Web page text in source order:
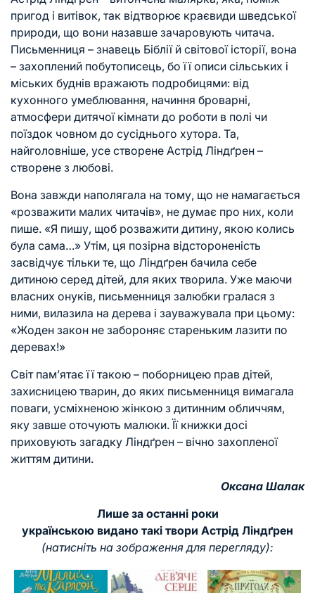
пригод і витівок, так відтворює краєвиди шведської
природи, що вони назавше зачаровують читача.
Письменниця – знавець Біблії й світової історії, вона
– захоплений побутописець, бо її описи сільських і
міських буднів вражають подробицями: від
кухонного умеблювання, начиння броварні,
атмосфери дитячої кімнати до роботи в полі чи
поїздок човном до сусіднього хутора. Та,
найголовніше, усе створене Астрід Ліндґрен –
створене з любові.
Вона завжди наполягала на тому, що не намагається
«розважити малих читачів», не думає про них, коли
пише. «Я пишу, щоб розважити дитину, якою колись
була сама…» Утім, ця позірна відстороненість
засвідчує тільки те, що Ліндґрен бачила себе
дитиною серед дітей, для яких творила. Уже маючи
власних онуків, письменниця залюбки гралася з
ними, вилазила на дерева і зауважувала при цьому:
«Жоден закон не забороняє стареньким лазити по
деревах!»
Світ пам’ятає її такою – поборницею прав дітей,
захисницею тварин, до яких письменниця вимагала
поваги, усміхненою жінкою з дитинним обличчям,
яку завше оточують малюки. Її книжки досі
приховують загадку Ліндґрен – вічно захопленої
життям дитини.
Оксана Шалак
Лише за останні роки
українською видано такі твори Астрід Ліндґрен
(натисніть на зображення для перегляду):